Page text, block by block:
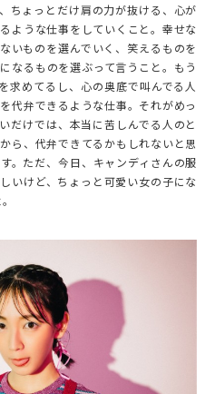
ちょっとだけ肩の力が抜ける、心が
ような仕事をしていくこと。幸せな
いものを選んでいく、笑えるものを
なるものを選ぶって言うこと。もう
求めてるし、心の奥底で叫んでる人
代弁できるような仕事。それがめっ
だけでは、本当に苦しんでる人のと
ら、代弁できてるかもしれないと思
。ただ、今日、キャンディさんの服
いけど、ちょっと可愛い女の子にな